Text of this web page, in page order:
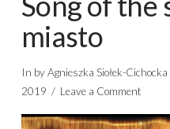
miasto
In by Agnieszka Siołek-Cichocka
2019
Leave a Comment